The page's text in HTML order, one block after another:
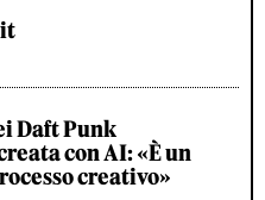
Daft Punk
con AI: «È un
creativo»